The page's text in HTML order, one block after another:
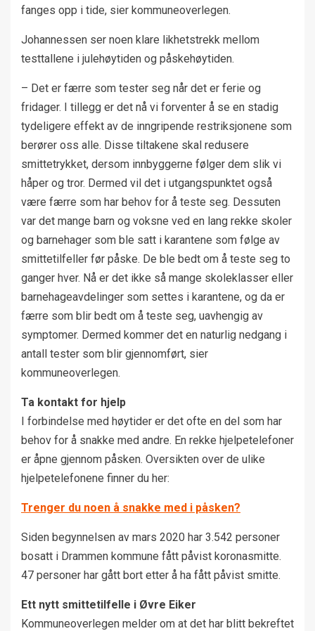
fanges opp i tide, sier kommuneoverlegen.
Johannessen ser noen klare likhetstrekk mellom
testtallene i julehøytiden og påskehøytiden.
– Det er færre som tester seg når det er ferie og
fridager. I tillegg er det nå vi forventer å se en stadig
tydeligere effekt av de inngripende restriksjonene som
berører oss alle. Disse tiltakene skal redusere
smittetrykket, dersom innbyggerne følger dem slik vi
håper og tror. Dermed vil det i utgangspunktet også
være færre som har behov for å teste seg. Dessuten
var det mange barn og voksne ved en lang rekke skoler
og barnehager som ble satt i karantene som følge av
smittetilfeller før påske. De ble bedt om å teste seg to
ganger hver. Nå er det ikke så mange skoleklasser eller
barnehageavdelinger som settes i karantene, og da er
færre som blir bedt om å teste seg, uavhengig av
symptomer. Dermed kommer det en naturlig nedgang i
antall tester som blir gjennomført, sier
kommuneoverlegen.
Ta kontakt for hjelp
I forbindelse med høytider er det ofte en del som har
behov for å snakke med andre. En rekke hjelpetelefoner
er åpne gjennom påsken. Oversikten over de ulike
hjelpetelefonene finner du her:
Trenger du noen å snakke med i påsken?
Siden begynnelsen av mars 2020 har 3.542 personer
bosatt i Drammen kommune fått påvist koronasmitte.
47 personer har gått bort etter å ha fått påvist smitte.
Ett nytt smittetilfelle i Øvre Eiker
Kommuneoverlegen melder om at det har blitt bekreftet